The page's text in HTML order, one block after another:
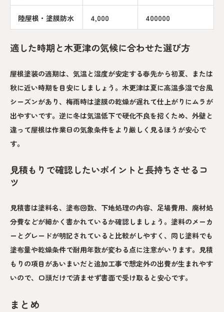
陸屋根・塗膜防水 4,000 400000
適した時期と木更津の気候に合わせた選び方
屋根塗装の適期は、気温と湿度が安定する春先から初夏、または
秋に近い時期を目安にしましょう。木更津は夏に高温多湿で台風
シーズンがあり、梅雨時は塗膜の乾燥が遅れて仕上がりにムラが
出やすいです。逆に冬は気温低下で硬化不良を招くため、外壁と
違って屋根は作業日の気象条件をより厳しく見るほうが安心で
す。
見積もりで確認したいポイントと長持ちさせるコ
ツ
見積書は塗料名、塗布回数、下地処理の内容、足場費用、廃材処
分費などが細かく書かれているか確認しましょう。塗料のメーカ
ーとグレードが明記されていると比較がしやすく、同じ塗料でも
塗布量や乾燥条件で耐用年数が変わる点に注意がいります。見積
もりの項目があいまいだと追加工事で想定外の出費が生まれやす
いので、口頭だけで済ませず書面で受け取ると安心です。
まとめ